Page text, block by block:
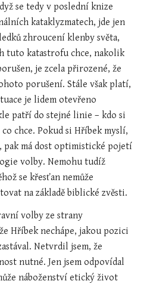
se tedy v poslední knize
kataklyzmatech, jde jen
zhroucení klenby světa,
tuto katastrofu chce, nakolik
je zcela přirozené, že
porušení. Stále však platí,
je lidem otevřeno
patří do stejné linie – kdo si
chce. Pokud si Hříbek myslí,
pak má dost optimistické pojetí
volby. Nemohu tudíž
se křesťan nemůže
na základě biblické zvěsti.
volby ze strany
Hříbek nechápe, jakou pozici
Netvrdil jsem, že
nutné. Jen jsem odpovídal
náboženství etický život